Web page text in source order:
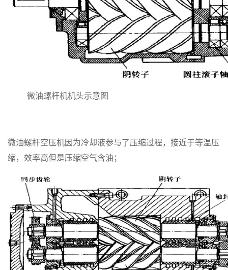
微油螺杆机机头示意图
微油螺杆空压机因为冷却液参与了压缩过程，接近于等温压
缩，效率高但是压缩空气含油；